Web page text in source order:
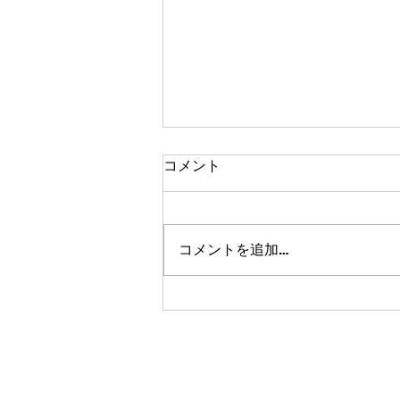
のこのこピクニックフェスレ
コメント
コメントを追加…